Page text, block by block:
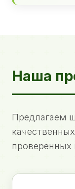
Наша
Предлагаем
проверенных